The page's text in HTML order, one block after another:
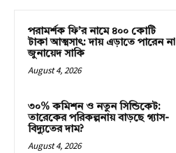
পরামর্শক ফি’র নামে ৪০০ কোটি
টাকা আত্মসাৎ: দায় এড়াতে পারেন না
জুনায়েদ সাকি
August 4, 2026
৩০% কমিশন ও নতুন সিন্ডিকেট:
তারেকের পরিকল্পনায় বাড়ছে গ্যাস-
বিদ্যুতের দাম?
August 4, 2026